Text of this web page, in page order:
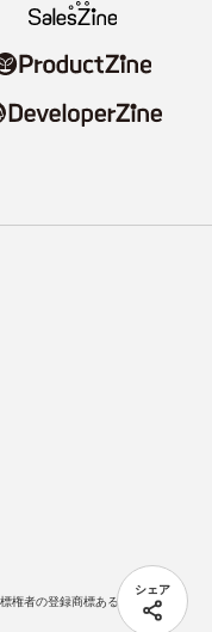
シェア
権者の登録商標あるいは商標で